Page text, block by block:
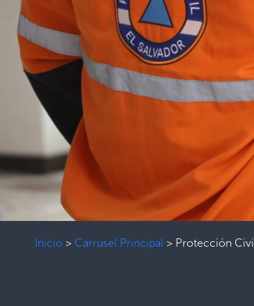
Inicio > Carrusel Principal > Protección